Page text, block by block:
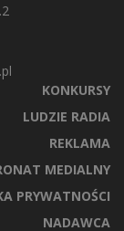
KONKURSY
LUDZIE RADIA
REKLAMA
MEDIALNY
PRYWATNOŚCI
NADAWCA